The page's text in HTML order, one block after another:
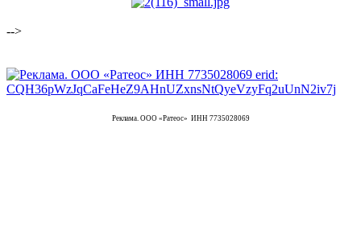
-->
Реклама. ООО «Ратеос» ИНН 7735028069